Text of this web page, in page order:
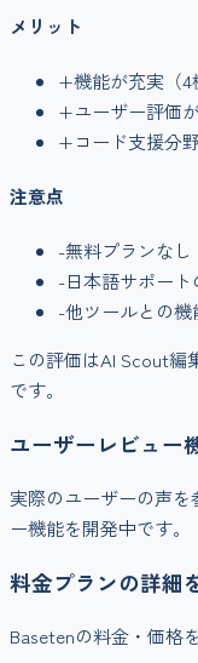
メリット
+機能が充実（4
+ユーザー評価
+コード支援分
注意点
-無料プランなし
-日本語サポー
-他ツールとの
この評価はAI Scout編
です。
ユーザーレビュー
実際のユーザーの声
ー機能を開発中です。
料金プランの詳細
Basetenの料金・価格